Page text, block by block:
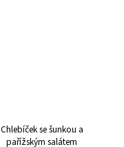
Chlebíček se šunkou a
pařížským salátem